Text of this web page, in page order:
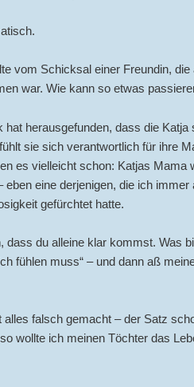
vom Schicksal einer Freundin,
war. Wie kann so etwas
hat herausgefunden, dass die Katja
sie sich verantwortlich für ihre
es vielleicht schon: Katjas Mama
eine derjenigen, die ich immer
gefürchtet hatte.
dass du alleine klar kommst. Was
fühlen muss“ – und dann aß
alles falsch gemacht – der Satz
wollte ich meinen Töchter das